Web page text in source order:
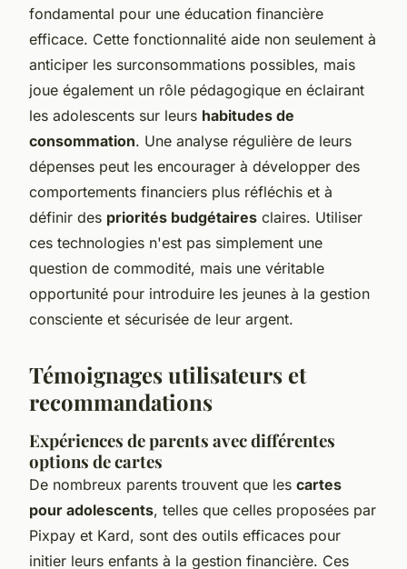
fondamental pour une éducation financière
efficace. Cette fonctionnalité aide non seulement à
anticiper les surconsommations possibles, mais
joue également un rôle pédagogique en éclairant
les adolescents sur leurs habitudes de
consommation. Une analyse régulière de leurs
dépenses peut les encourager à développer des
comportements financiers plus réfléchis et à
définir des priorités budgétaires claires. Utiliser
ces technologies n'est pas simplement une
question de commodité, mais une véritable
opportunité pour introduire les jeunes à la gestion
consciente et sécurisée de leur argent.
Témoignages utilisateurs et
recommandations
Expériences de parents avec différentes
options de cartes
De nombreux parents trouvent que les cartes
pour adolescents, telles que celles proposées par
Pixpay et Kard, sont des outils efficaces pour
initier leurs enfants à la gestion financière. Ces